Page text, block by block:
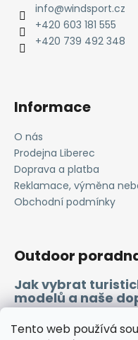
Tento web používá
info@windsport.cz
+420 603 181 555
+420 739 492 348
Informace
O nás
Prodejna Liberec
Doprava a platba
Reklamace, výměna
Obchodní podmínky
Outdoor
Jak vybrat
modelů a naše